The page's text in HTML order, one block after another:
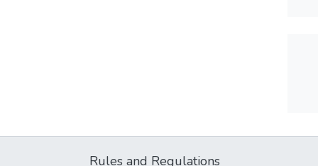
Rules and Regulations